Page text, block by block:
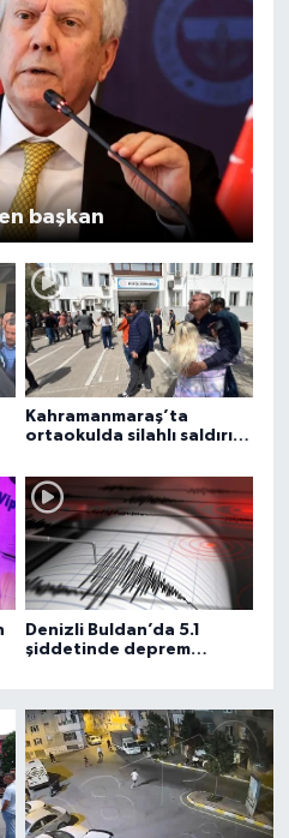
Kahramanmaraş’ta
ortaokulda silahlı saldırı: 4
başkan
Denizli Buldan’da 5.1
şiddetinde deprem